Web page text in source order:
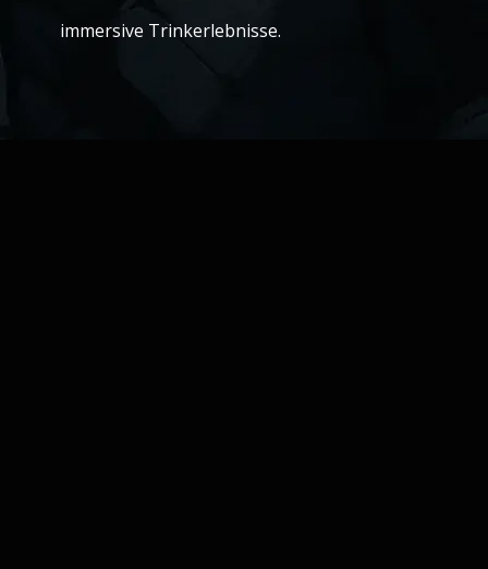
immersive Trinkerlebnisse.